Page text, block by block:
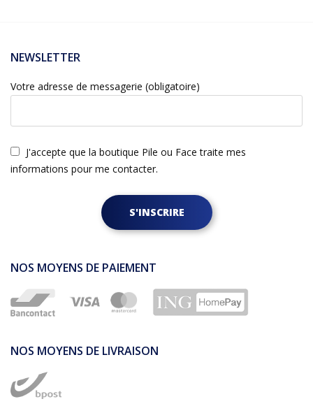
NEWSLETTER
Votre adresse de messagerie (obligatoire)
J'accepte que la boutique Pile ou Face traite mes
informations pour me contacter.
S'INSCRIRE
NOS MOYENS DE PAIEMENT
NOS MOYENS DE LIVRAISON